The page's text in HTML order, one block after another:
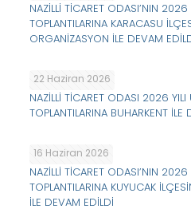
NAZİLLİ TİCARET ODASI’NIN 2026
TOPLANTILARINA KARACASU
ORGANİZASYON İLE DEVAM
22 Haziran 2026
NAZİLLİ TİCARET ODASI 2026 YILI
TOPLANTILARINA BUHARKENT İLE
16 Haziran 2026
NAZİLLİ TİCARET ODASI’NIN 2026
TOPLANTILARINA KUYUCAK
İLE DEVAM EDİLDİ